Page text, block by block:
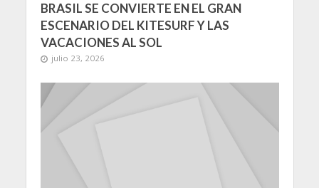
BRASIL SE CONVIERTE EN EL GRAN
ESCENARIO DEL KITESURF Y LAS
VACACIONES AL SOL
julio 23, 2026